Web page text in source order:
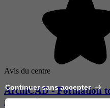
Avis du centre
ArchiCAD - Formation
renforcé
Continuer sans accepter